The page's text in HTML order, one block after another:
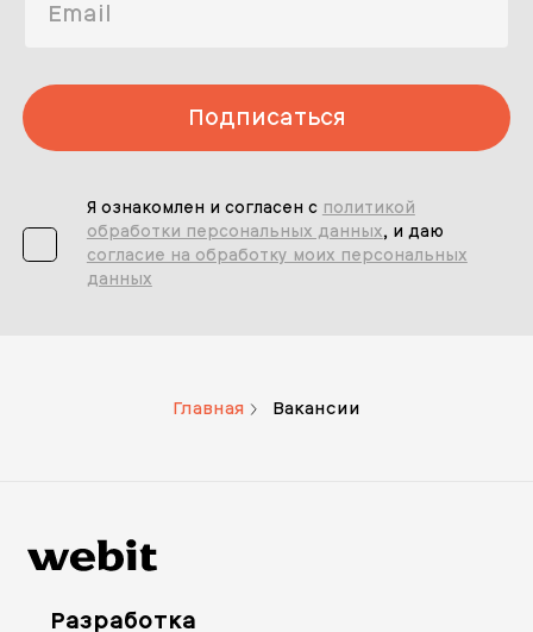
Я ознакомлен и согласен с политикой
обработки персональных данных, и даю
согласие на обработку моих персональных
данных
Подписаться
Главная Вакансии
Разработка